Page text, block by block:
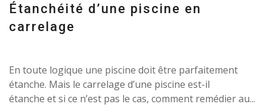
Étanchéité d’une piscine en
carrelage
En toute logique une piscine doit être parfaitement
étanche. Mais le carrelage d’une piscine est-il
étanche et si ce n’est pas le cas, comment remédier au...